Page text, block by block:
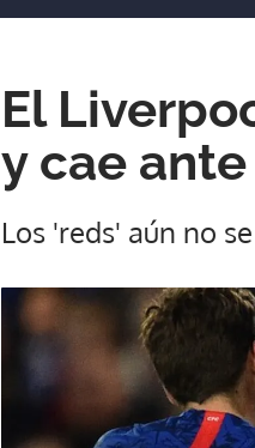
El
y cae
Los 'reds' aún no